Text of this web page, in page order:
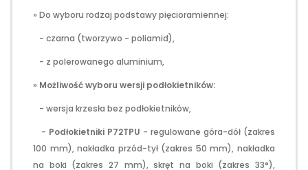
» Do wyboru rodzaj podstawy pięcioramiennej:
- czarna (tworzywo - poliamid),
- z polerowanego aluminium,
» Możliwość wyboru wersji podłokietników:
- wersja krzesła bez podłokietników,
- Podłokietniki P72TPU - regulowane góra-dół (zakres
100 mm), nakładka przód-tył (zakres 50 mm), nakładka
na boki (zakres 27 mm), skręt na boki (zakres 33°),